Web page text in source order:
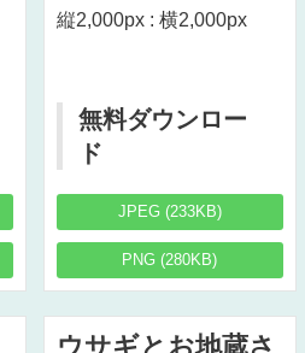
縦2,000px : 横2,000px
無料ダウンロー
ド
JPEG (233KB)
PNG (280KB)
ウサギとお地蔵さ